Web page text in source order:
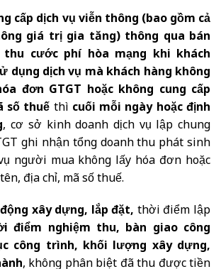
cấp dịch vụ viễn thông (bao gồm cả
giá trị gia tăng) thông qua bán
cước phí hòa mạng khi khách
dụng dịch vụ mà khách hàng không
đơn GTGT hoặc không cung cấp
số thuếthì cuối mỗi ngày hoặc định
, cơ sở kinh doanh dịch vụ lập chung
ghi nhận tổng doanh thu phát sinh
người mua không lấy hóa đơn hoặc
địa chỉ, mã số thuế.
xây dựng, lắp đặt,thời điểm lập
điểm nghiệm thu, bàn giao công
công trình, khối lượng xây dựng,